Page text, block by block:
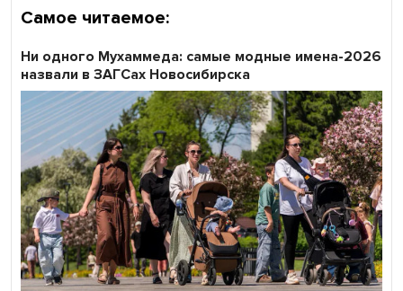
Самое читаемое:
Ни одного Мухаммеда: самые модные имена-2026
назвали в ЗАГСах Новосибирска